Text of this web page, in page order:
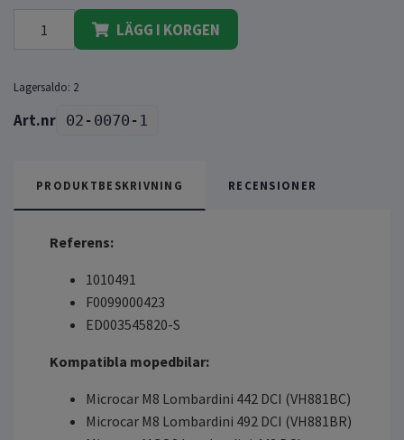
LÄGG I KORGEN
Lagersaldo: 2
02-0070-1
PRODUKTBESKRIVNING RECENSIONER
Referens:
1010491
F0099000423
ED003545820-S
Kompatibla mopedbilar:
Microcar M8 Lombardini 442 DCI (VH881BC)
Microcar M8 Lombardini 492 DCI (VH881BR)